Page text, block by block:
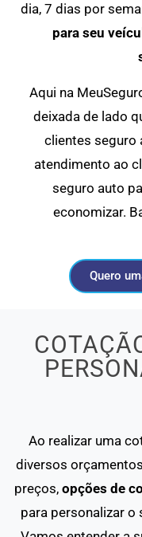
dia, 7 dias por
para seu
Aqui na
deixada de lado
clientes seguro
atendimento ao
seguro auto
economizar.
Quero
Ao realizar uma
diversos
preços, opções de
para personalizar o